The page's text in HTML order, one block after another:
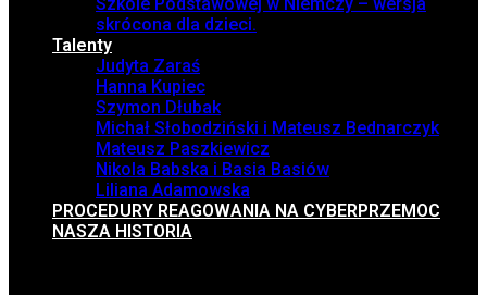
skrócona dla dzieci.
Talenty
Judyta Zaraś
Hanna Kupiec
Szymon Dłubak
Michał Słobodziński i Mateusz Bednarczyk
Mateusz Paszkiewicz
Nikola Babska i Basia Basiów
Liliana Adamowska
PROCEDURY REAGOWANIA NA CYBERPRZEMOC
NASZA HISTORIA